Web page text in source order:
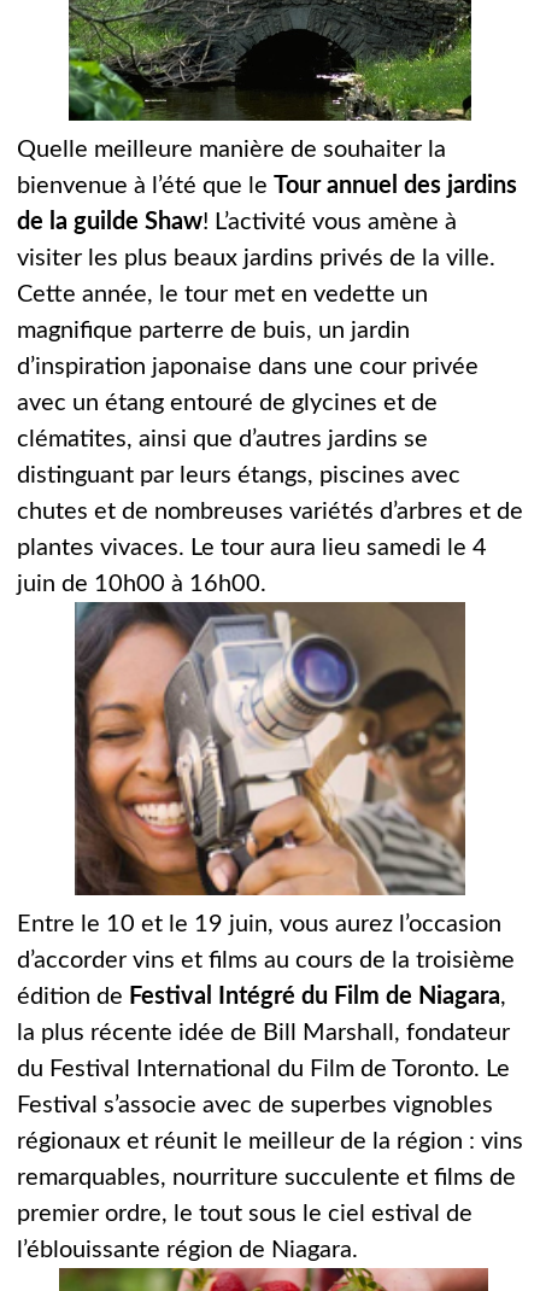
Quelle meilleure manière de souhaiter la
bienvenue à l’été que le Tour annuel des jardins
de la guilde Shaw! L’activité vous amène à
visiter les plus beaux jardins privés de la ville.
Cette année, le tour met en vedette un
magnifique parterre de buis, un jardin
d’inspiration japonaise dans une cour privée
avec un étang entouré de glycines et de
clématites, ainsi que d’autres jardins se
distinguant par leurs étangs, piscines avec
chutes et de nombreuses variétés d’arbres et de
plantes vivaces. Le tour aura lieu samedi le 4
juin de 10h00 à 16h00.
Entre le 10 et le 19 juin, vous aurez l’occasion
d’accorder vins et films au cours de la troisième
édition de Festival Intégré du Film de Niagara,
la plus récente idée de Bill Marshall, fondateur
du Festival International du Film de Toronto. Le
Festival s’associe avec de superbes vignobles
régionaux et réunit le meilleur de la région : vins
remarquables, nourriture succulente et films de
premier ordre, le tout sous le ciel estival de
l’éblouissante région de Niagara.